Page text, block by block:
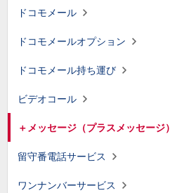
ドコモメール
ドコモメールオプション
ドコモメール持ち運び
ビデオコール
＋メッセージ（プラスメッセージ）
留守番電話サービス
ワンナンバーサービス